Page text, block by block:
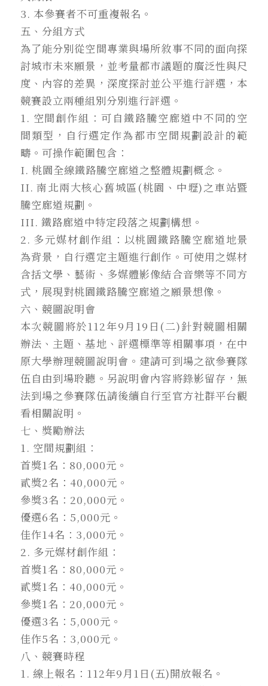
3. 本參賽者不可重複報名。
五、分組方式
為了能分別從空間專業與場所敘事不同的面向探
討城市未來願景，並考量都市議題的廣泛性與尺
度、內容的差異，深度探討並公平進行評選，本
競賽設立兩種組別分別進行評選。
1. 空間創作組：可自鐵路騰空廊道中不同的空
間類型，自行選定作為都市空間規劃設計的範
疇。可操作範圍包含：
I. 桃園全線鐵路騰空廊道之整體規劃概念。
II. 南北兩大核心舊城區(桃園、中壢)之車站暨
騰空廊道規劃。
III. 鐵路廊道中特定段落之規劃構想。
2. 多元媒材創作組：以桃園鐵路騰空廊道地景
為背景，自行選定主題進行創作。可使用之媒材
含括文學、藝術、多媒體影像結合音樂等不同方
式，展現對桃園鐵路騰空廊道之願景想像。
六、競圖說明會
本次競圖將於112年9月19日(二)針對競圖相關
辦法、主題、基地、評選標準等相關事項，在中
原大學辦理競圖說明會。建請可到場之欲參賽隊
伍自由到場聆聽。另說明會內容將錄影留存，無
法到場之參賽隊伍請後續自行至官方社群平台觀
看相關說明。
七、獎勵辦法
1. 空間規劃組：
首獎1名：80,000元。
貳獎2名：40,000元。
參獎3名：20,000元。
優選6名：5,000元。
佳作14名：3,000元。
2. 多元媒材創作組：
首獎1名：80,000元。
貳獎1名：40,000元。
參獎1名：20,000元。
優選3名：5,000元。
佳作5名：3,000元。
八、競賽時程
1. 線上報名：112年9月1日(五)開放報名。